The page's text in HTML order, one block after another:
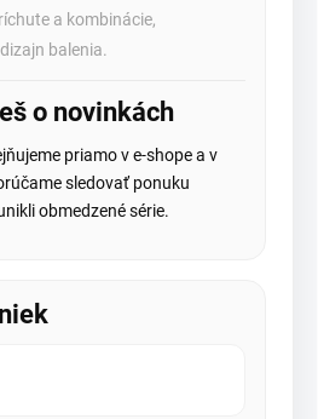
a kombinácie,
balenia.
o novinkách
priamo v e-shope a v
sledovať ponuku
obmedzené série.